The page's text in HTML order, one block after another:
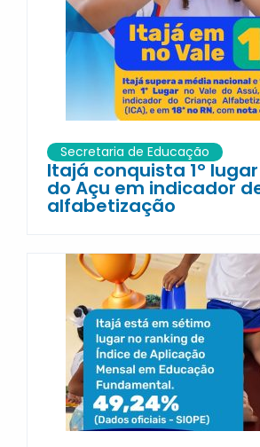
Secretaria de Educação
Itajá conquista 1º
do Açu em indicador
alfabetização